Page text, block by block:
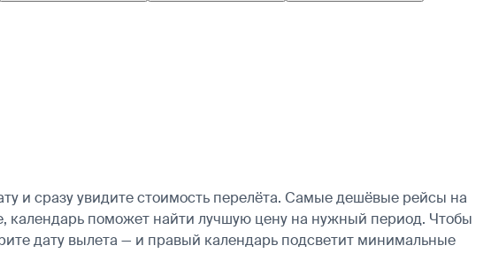
и сразу увидите стоимость перелёта. Самые дешёвые рейсы на
календарь поможет найти лучшую цену на нужный период. Чтобы
дату вылета — и правый календарь подсветит минимальные